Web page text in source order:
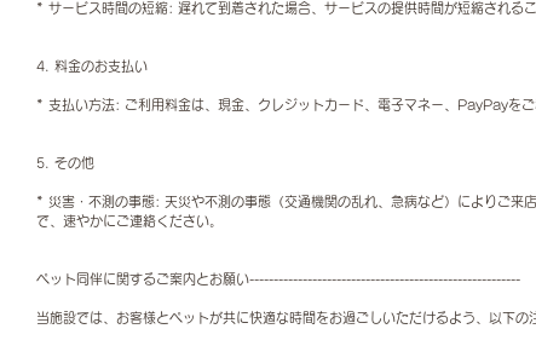
* サービス時間の短縮: 遅れて到着された場合、サービスの提供時間が短縮される
4. 料金のお支払い
* 支払い方法: ご利用料金は、現金、クレジットカード、電子マネー、PayPayをご
5. その他
* 災害・不測の事態: 天災や不測の事態（交通機関の乱れ、急病など）によりご来
で、速やかにご連絡ください。
ペット同伴に関するご案内とお願い--------------------------------------------------------
当施設では、お客様とペットが共に快適な時間をお過ごしいただけるよう、以下の